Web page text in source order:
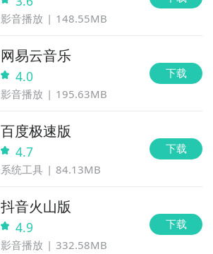
影音播放 148.55MB
网易云音乐
4.0
影音播放 195.63MB
下载
百度极速版
4.7
系统工具 84.13MB
下载
抖音火山版
4.9
影音播放 332.58MB
下载